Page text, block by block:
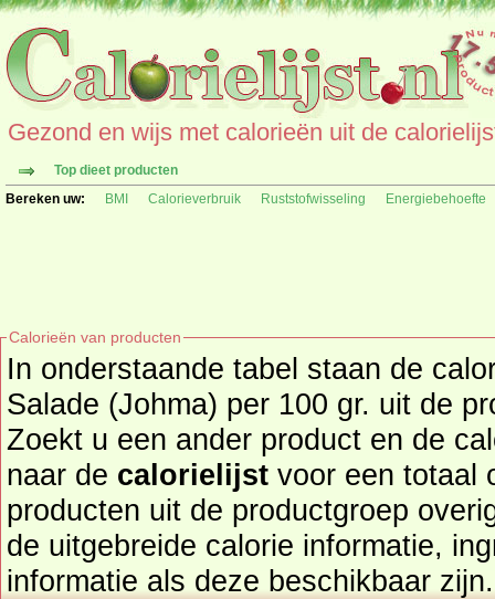
Gezond en wijs met calorieën uit de
Top dieet producten
Bereken uw:
BMI Calorieverbruik Ruststofwisseling Energiebehoefte
Calorieën van producten
In onderstaande tabel staan de
Salade (Johma) per 100 gr. uit de
Zoekt u een ander product en de
naar de calorielijst voor een totaal
producten uit de productgroep
de uitgebreide calorie informatie,
informatie als deze beschikbaar zijn.